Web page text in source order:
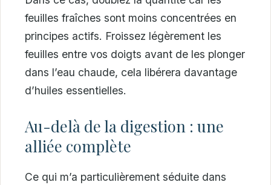
feuilles fraîches sont moins concentrées en
principes actifs. Froissez légèrement les
feuilles entre vos doigts avant de les plonger
dans l’eau chaude, cela libérera davantage
d’huiles essentielles.
Au-delà de la digestion : une
alliée complète
Ce qui m’a particulièrement séduite dans